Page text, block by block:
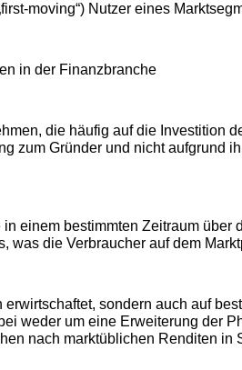
moving“) Nutzer eines
in der Finanzbranche
die häufig auf die Investition
zum Gründer und nicht aufgrund
einem bestimmten Zeitraum über
was die Verbraucher auf dem
sondern auch auf
weder um eine Erweiterung der
nach marktüblichen Renditen in